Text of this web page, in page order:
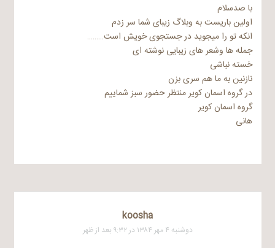
با صدسلام
اولین باریست به وبلاگ زیبای شما سر زدم
انکه تو را میجوید در جستجوی خویش است………
جمله ها وشعر های زیبایی نوشته ای
خسته نباشی
نازنین به ما هم سری بزن
در گروه اسمان کویر منتظر حضور سبز شماییم
گروه اسمان کویر
هانی
koosha
دوشنبه ۴ مهر ۱۳۸۴ در ۹:۳۲ بعد از ظهر